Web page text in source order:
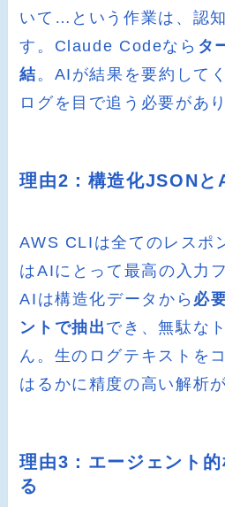
いて…という作業は、認
す。Claude Codeなら タ
結。AIが結果を要約して
ログを目で追う必要があ
理由2：構造化JSONと
AWS CLIは全てのレスポ
はAIにとって最高の入力
AIは構造化データから 必
ントで抽出 でき、無駄な
ん。生のログテキストを
はるかに精度の高い解析
理由3：エージェント
る